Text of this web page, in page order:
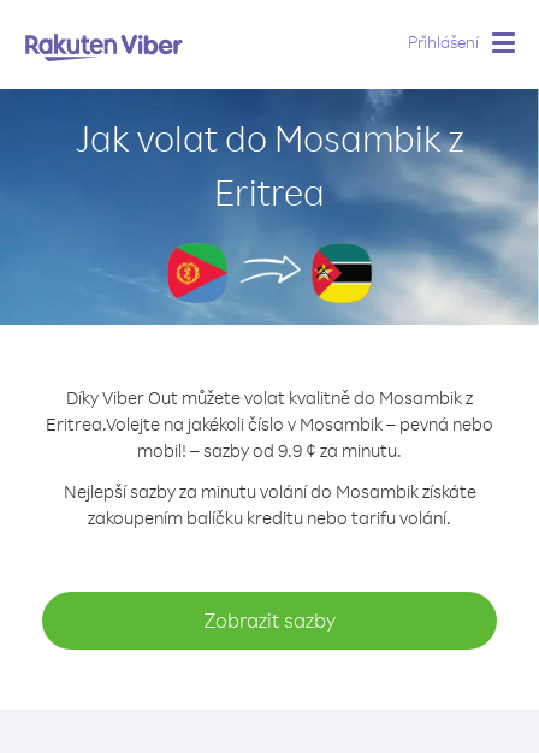
Přihlášení
Jak volat do Mosambik z
Eritrea
Díky Viber Out můžete volat kvalitně do Mosambik z
Eritrea.Volejte na jakékoli číslo v Mosambik – pevná nebo
mobil! – sazby od 9.9 ¢ za minutu.
Nejlepší sazby za minutu volání do Mosambik získáte
zakoupením balíčku kreditu nebo tarifu volání.
Zobrazit sazby